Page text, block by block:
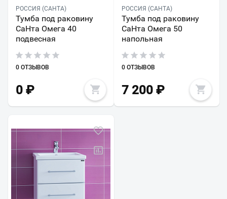
РОССИЯ (САНТА)
Тумба под раковину
СаНта Омега 40
подвесная
0 ОТЗЫВОВ
0 ₽
РОССИЯ (САНТА)
Тумба под раковину
СаНта Омега 50
напольная
0 ОТЗЫВОВ
7 200₽